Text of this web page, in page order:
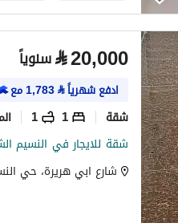
⃁20,000 سنوياً
ادفع شهرياً⃁
1,783مع
شقة 1
1
شقة للايجار في النسيم
شارع ابي هريرة، حي